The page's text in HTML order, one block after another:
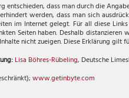
entschieden, dass man durch die
werden, dass man sich
im Internet gelegt. Für all diese
Seiten haben. Deshalb
nicht zueigen. Diese Erklärung gilt
Lisa Böhres-Rübeling, Deutsche
www.getinbyte.com